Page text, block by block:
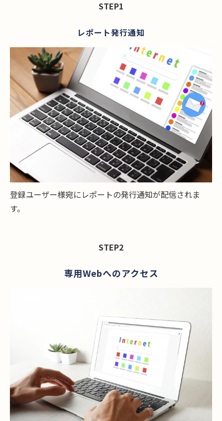
STEP1
レポート発行通知
登録ユーザー様宛にレポートの発行通知が配信されま
す。
STEP2
専用Webへのアクセス